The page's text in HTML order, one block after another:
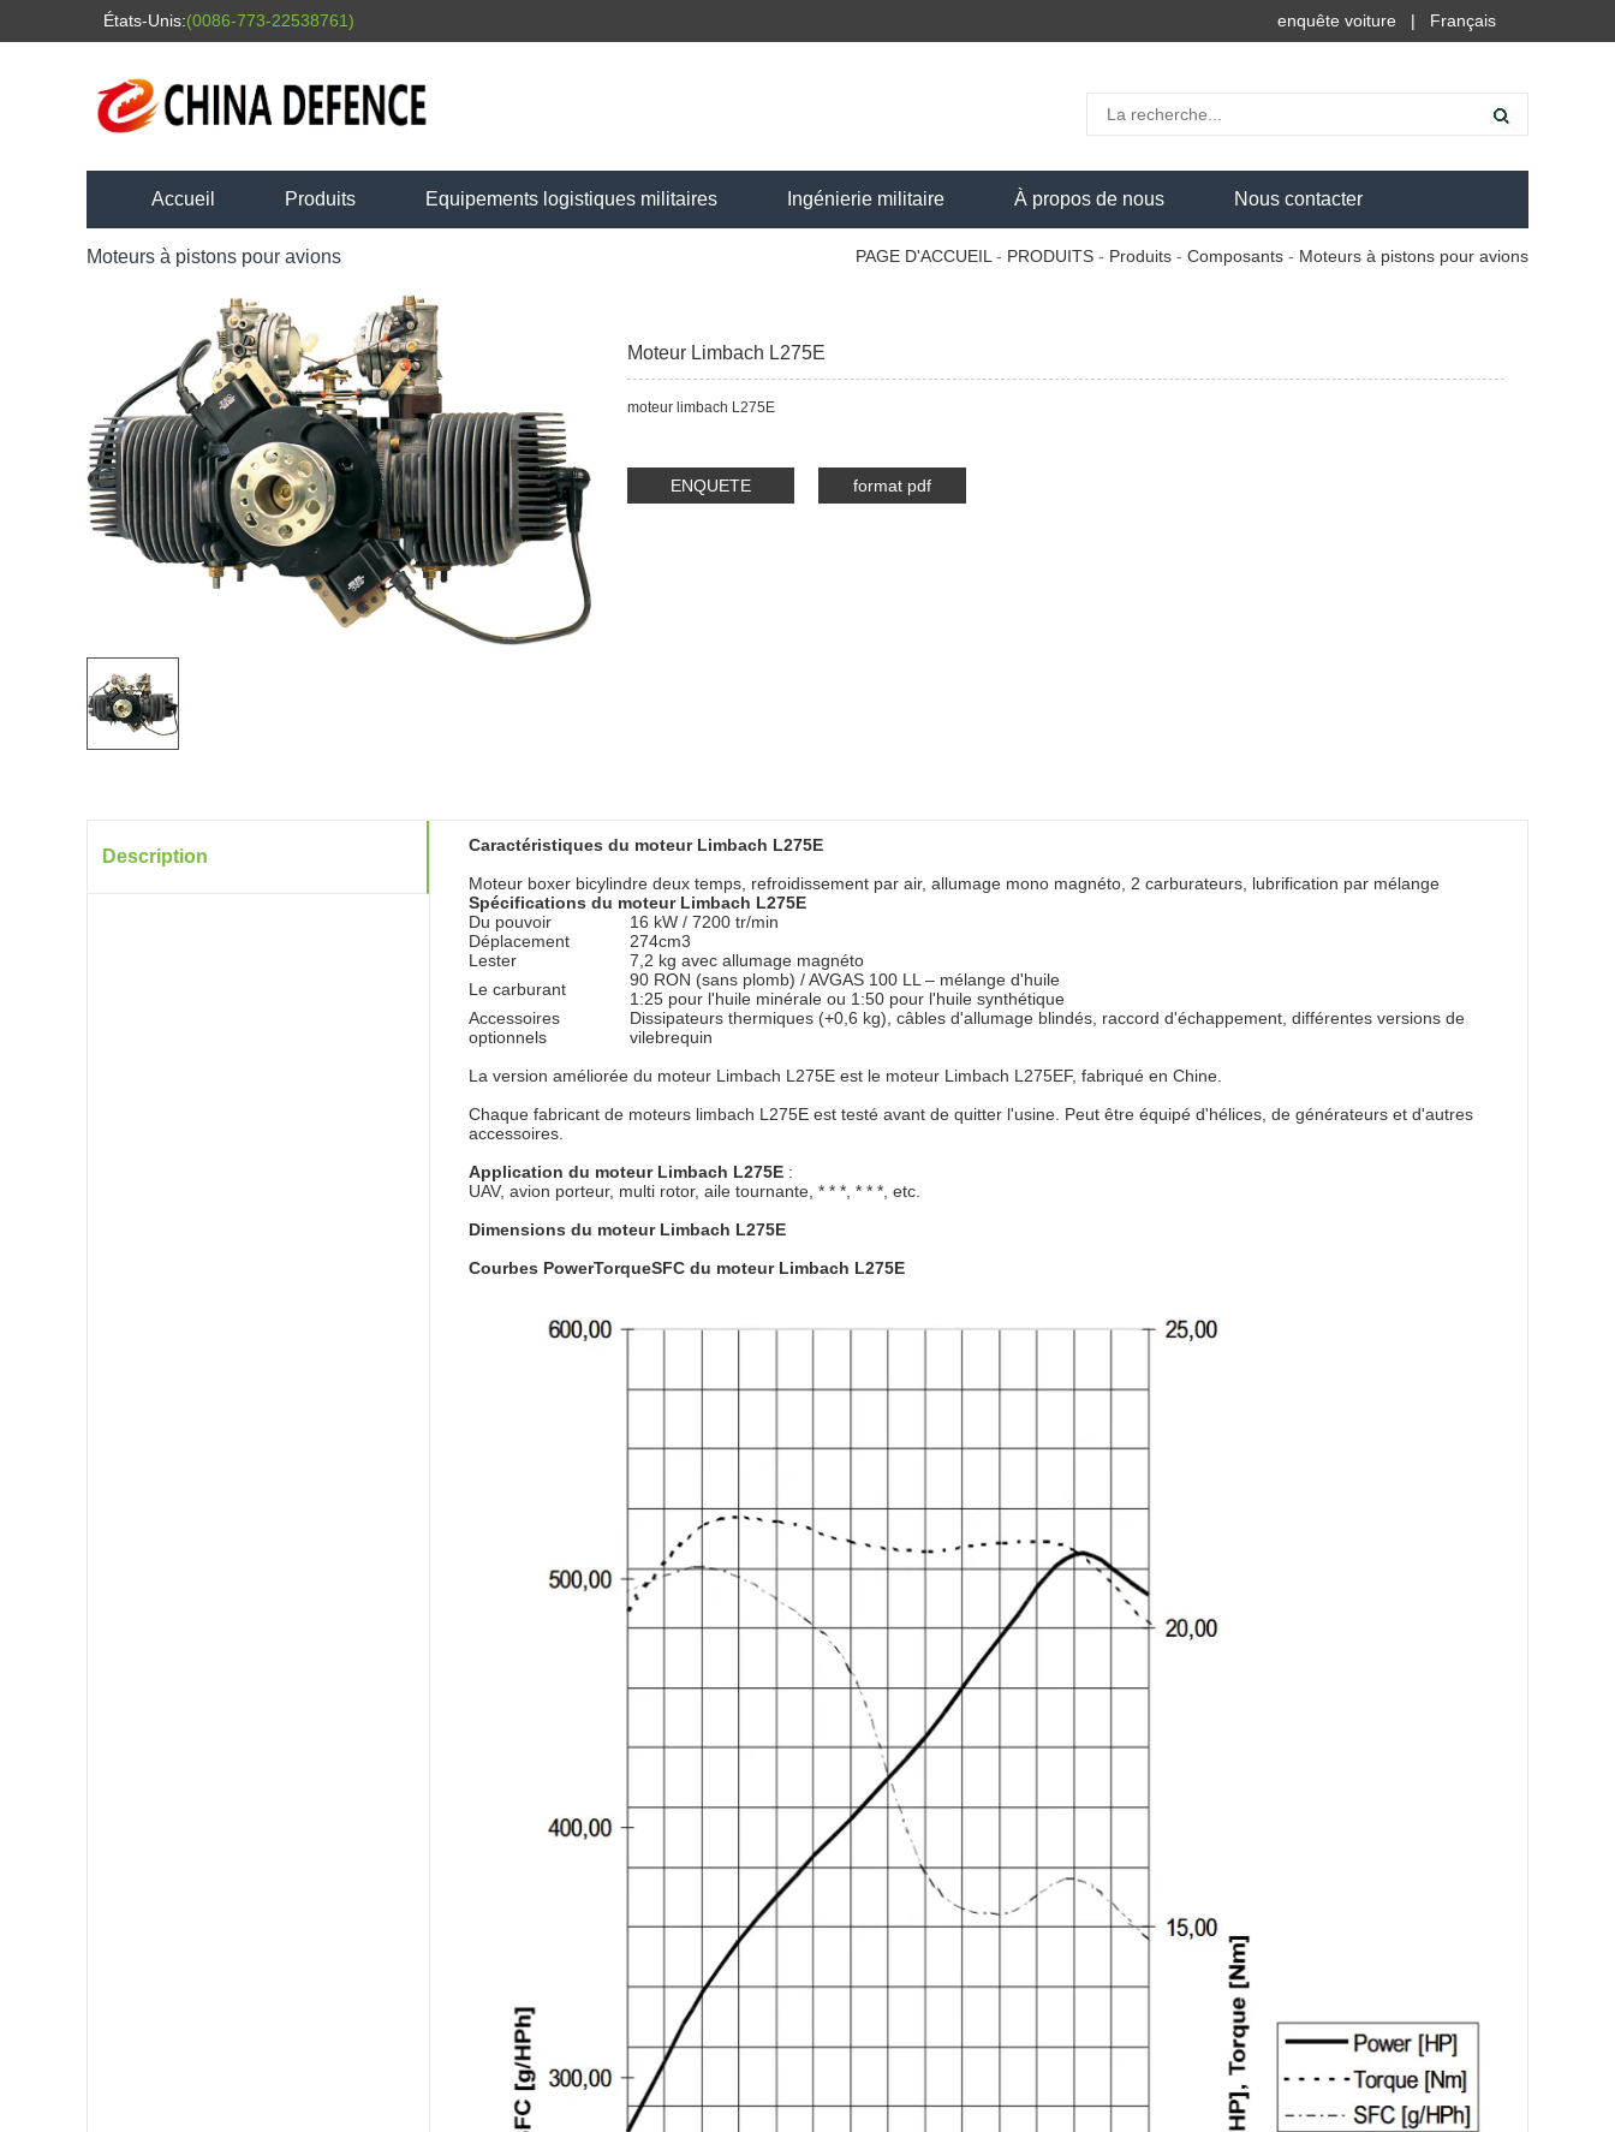
États-Unis:(0086-773-22538761) Français
|
enquête voiture
Accueil Produits Equipements logistiques militaires Ingénierie militaire À propos de nous Nous contacter
Moteurs à pistons pour avions PAGE D'ACCUEIL - PRODUITS - Produits - Composants - Moteurs à pistons pour avions
Moteur Limbach L275E
moteur limbach L275E
ENQUETE format pdf
Description
Caractéristiques du moteur Limbach L275E
Moteur boxer bicylindre deux temps, refroidissement par air, allumage mono magnéto, 2 carburateurs, lubrification par mélange
Spécifications du moteur Limbach L275E
Du pouvoir
16 kW / 7200 tr/min
Déplacement
274cm3
Lester
7,2 kg avec allumage magnéto
Le carburant
90 RON (sans plomb) / AVGAS 100 LL – mélange d'huile
1:25 pour l'huile minérale ou 1:50 pour l'huile synthétique
Accessoires
optionnels
Dissipateurs thermiques (+0,6 kg), câbles d'allumage blindés, raccord d'échappement, différentes versions de
vilebrequin
La version améliorée du moteur Limbach L275E est le moteur Limbach L275EF, fabriqué en Chine.
Chaque fabricant de moteurs limbach L275E est testé avant de quitter l'usine. Peut être équipé d'hélices, de générateurs et d'autres
accessoires.
Application du moteur Limbach L275E :
UAV, avion porteur, multi rotor, aile tournante, * * *, * * *, etc.
Dimensions du moteur Limbach L275E
Courbes PowerTorqueSFC du moteur Limbach L275E